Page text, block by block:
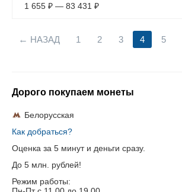
1 655 ₽ — 83 431 ₽
НАЗАД 1 2 3 4 5
Дорого покупаем монеты
Белорусская
Как добраться?
Оценка за 5 минут и деньги сразу.
До 5 млн. рублей!
Режим работы: